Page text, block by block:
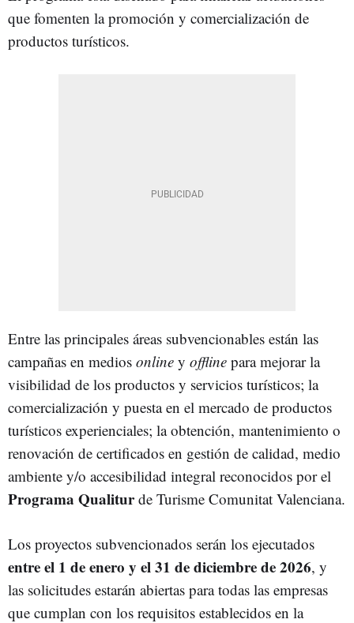
que fomenten la promoción y comercialización de
productos turísticos.
Entre las principales áreas subvencionables están las
campañas en medios online y offline para mejorar la
visibilidad de los productos y servicios turísticos; la
comercialización y puesta en el mercado de productos
turísticos experienciales; la obtención, mantenimiento o
renovación de certificados en gestión de calidad, medio
ambiente y/o accesibilidad integral reconocidos por el
Programa Qualiturde Turisme Comunitat Valenciana.
Los proyectos subvencionados serán los ejecutados
entre el 1 de enero y el 31 de diciembre de 2026, y
las solicitudes estarán abiertas para todas las empresas
que cumplan con los requisitos establecidos en la